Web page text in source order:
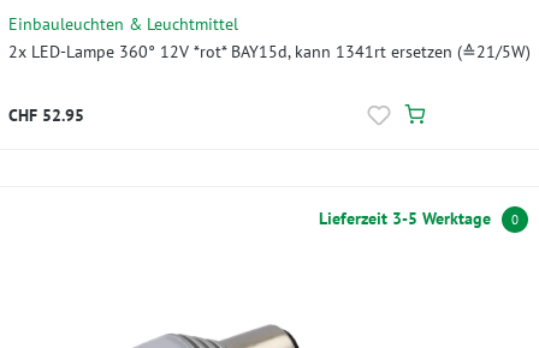
Einbauleuchten & Leuchtmittel
2x LED-Lampe 360° 12V *rot* BAY15d, kann 1341rt ersetzen (≙21/5W)
CHF 52.95
Lieferzeit 3-5 Werktage 0